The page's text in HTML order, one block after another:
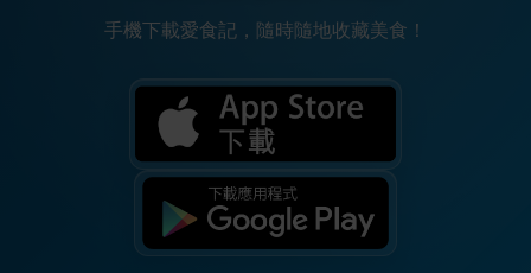
手機下載愛食記，隨時隨地收藏美食！